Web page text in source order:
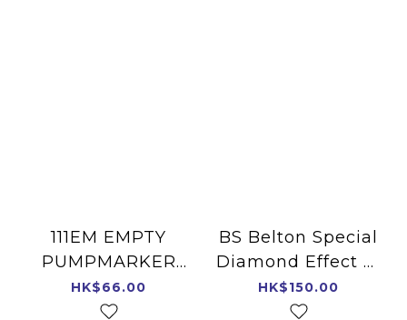
111EM EMPTY
PUMPMARKER
SETS
HK$66.00
BS Belton Special
Diamond Effect 鑽
石效果
HK$150.00